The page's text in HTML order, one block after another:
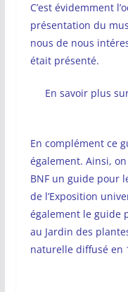
C’est évidemment
présentation du
nous de nous
était présenté.
En savoir plus
En complément ce
également. Ainsi,
BNF un guide pour
de l’Exposition
également le guide
au Jardin des
naturelle diffusé en